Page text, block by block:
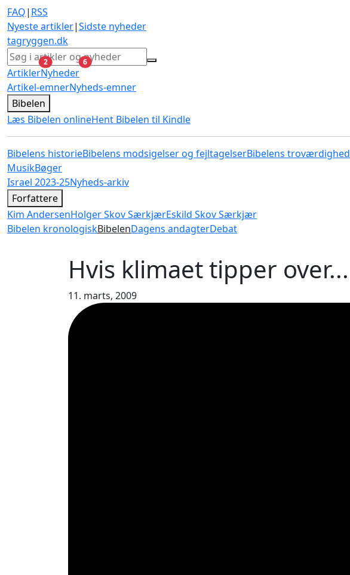
FAQ| RSS
Nyeste artikler|Sidste nyheder
tagryggen.dk
Artikler
2ulæste
Nyheder
6ulæste
Artikel-emnerNyheds-emner
Bibelen
Læs Bibelen onlineHent Bibelen til Kindle
Bibelens historieBibelens modsigelser og fejltagelserBibelens troværdighed
MusikBøger
Israel 2023-25Nyheds-arkiv
Forfattere
Kim AndersenHolger Skov SærkjærEskild Skov Særkjær
Bibelen kronologiskBibelenDagens andagterDebat
Hvis klimaet tipper over...
11. marts, 2009